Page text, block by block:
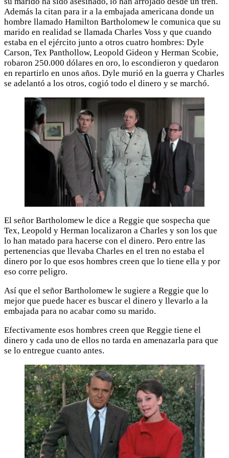
Además la citan para ir a la embajada americana donde un
hombre llamado Hamilton Bartholomew le comunica que su
marido en realidad se llamada Charles Voss y que cuando
estaba en el ejército junto a otros cuatro hombres: Dyle
Carson, Tex Panthollow, Leopold Gideon y Herman Scobie,
robaron 250.000 dólares en oro, lo escondieron y quedaron
en repartirlo en unos años. Dyle murió en la guerra y Charles
se adelantó a los otros, cogió todo el dinero y se marchó.
El señor Bartholomew le dice a Reggie que sospecha que
Tex, Leopold y Herman localizaron a Charles y son los que
lo han matado para hacerse con el dinero. Pero entre las
pertenencias que llevaba Charles en el tren no estaba el
dinero por lo que esos hombres creen que lo tiene ella y por
eso corre peligro.
Así que el señor Bartholomew le sugiere a Reggie que lo
mejor que puede hacer es buscar el dinero y llevarlo a la
embajada para no acabar como su marido.
Efectivamente esos hombres creen que Reggie tiene el
dinero y cada uno de ellos no tarda en amenazarla para que
se lo entregue cuanto antes.